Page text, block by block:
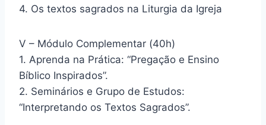
4. Os textos sagrados na Liturgia da Igreja
V – Módulo Complementar (40h)
1. Aprenda na Prática: “Pregação e Ensino
Bíblico Inspirados”.
2. Seminários e Grupo de Estudos:
“Interpretando os Textos Sagrados”.